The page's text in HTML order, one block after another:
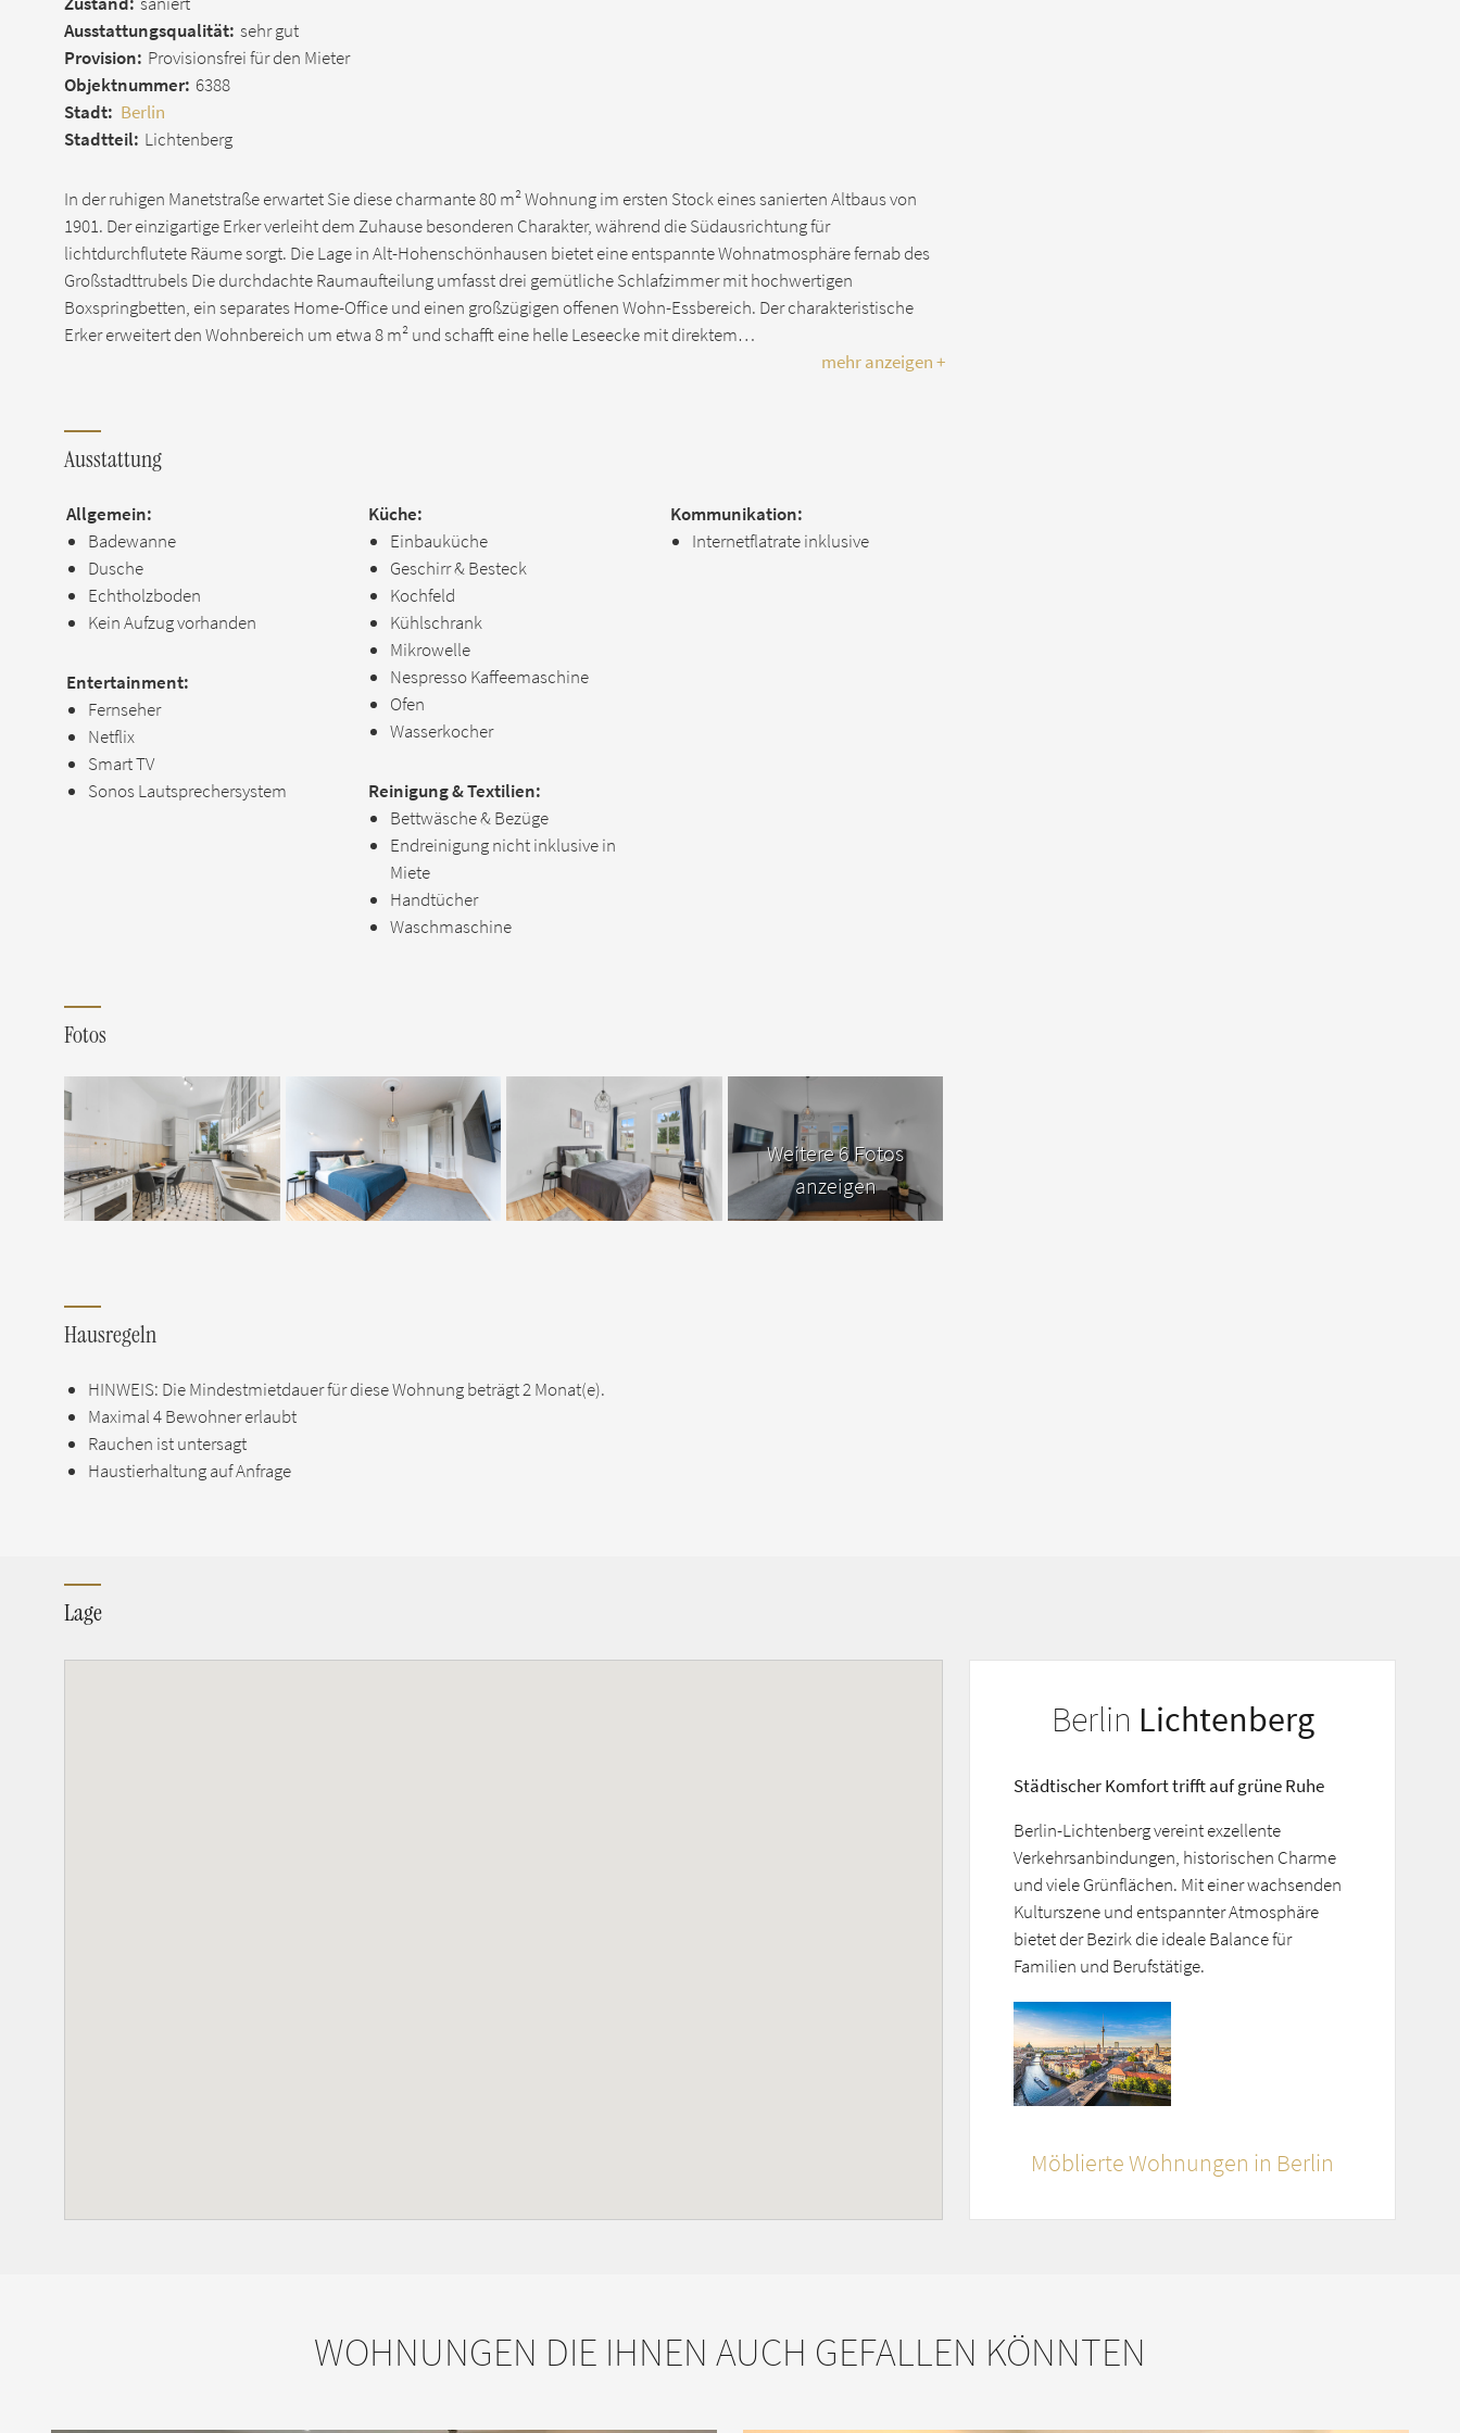
Ausstattungsqualität: sehr gut
Provision: Provisionsfrei für den Mieter
Objektnummer: 6388
Stadt: Berlin
Stadtteil: Lichtenberg
In der ruhigen Manetstraße erwartet Sie diese charmante 80 m² Wohnung im ersten Stock eines sanierten Altbaus von
1901. Der einzigartige Erker verleiht dem Zuhause besonderen Charakter, während die Südausrichtung für
lichtdurchflutete Räume sorgt. Die Lage in Alt-Hohenschönhausen bietet eine entspannte Wohnatmosphäre fernab des
Großstadttrubels Die durchdachte Raumaufteilung umfasst drei gemütliche Schlafzimmer mit hochwertigen
Boxspringbetten, ein separates Home-Office und einen großzügigen offenen Wohn-Essbereich. Der charakteristische
Erker erweitert den Wohnbereich um etwa 8 m² und schafft eine helle Leseecke mit direktem…
mehr anzeigen +
Ausstattung
Allgemein:
Badewanne
Dusche
Echtholzboden
Kein Aufzug vorhanden
Entertainment:
Fernseher
Netflix
Smart TV
Sonos Lautsprechersystem
Küche:
Einbauküche
Geschirr & Besteck
Kochfeld
Kühlschrank
Mikrowelle
Nespresso Kaffeemaschine
Ofen
Wasserkocher
Reinigung & Textilien:
Bettwäsche & Bezüge
Endreinigung nicht inklusive in
Miete
Handtücher
Waschmaschine
Kommunikation:
Internetflatrate inklusive
Fotos
Weitere 6 Fotos
anzeigen
Hausregeln
HINWEIS: Die Mindestmietdauer für diese Wohnung beträgt 2 Monat(e).
Maximal 4 Bewohner erlaubt
Rauchen ist untersagt
Haustierhaltung auf Anfrage
Lage
Berlin Lichtenberg
Städtischer Komfort trifft auf grüne Ruhe
Berlin-Lichtenberg vereint exzellente
Verkehrsanbindungen, historischen Charme
und viele Grünflächen. Mit einer wachsenden
Kulturszene und entspannter Atmosphäre
bietet der Bezirk die ideale Balance für
Familien und Berufstätige.
Möblierte Wohnungen in Berlin
WOHNUNGEN DIE IHNEN AUCH GEFALLEN KÖNNTEN